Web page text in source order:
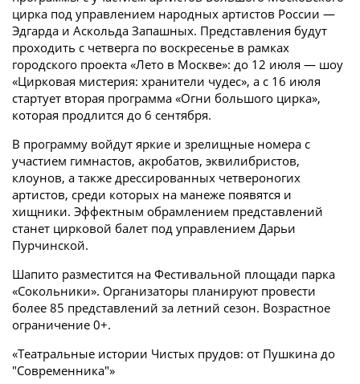
цирка под управлением народных артистов России —
Эдгарда и Аскольда Запашных. Представления будут
проходить с четверга по воскресенье в рамках
городского проекта «Лето в Москве»: до 12 июля — шоу
«Цирковая мистерия: хранители чудес», а с 16 июля
стартует вторая программа «Огни большого цирка»,
которая продлится до 6 сентября.
В программу войдут яркие и зрелищные номера с
участием гимнастов, акробатов, эквилибристов,
клоунов, а также дрессированных четвероногих
артистов, среди которых на манеже появятся и
хищники. Эффектным обрамлением представлений
станет цирковой балет под управлением Дарьи
Пурчинской.
Шапито разместится на Фестивальной площади парка
«Сокольники». Организаторы планируют провести
более 85 представлений за летний сезон. Возрастное
ограничение 0+.
«Театральные истории Чистых прудов: от Пушкина до
"Современника"»